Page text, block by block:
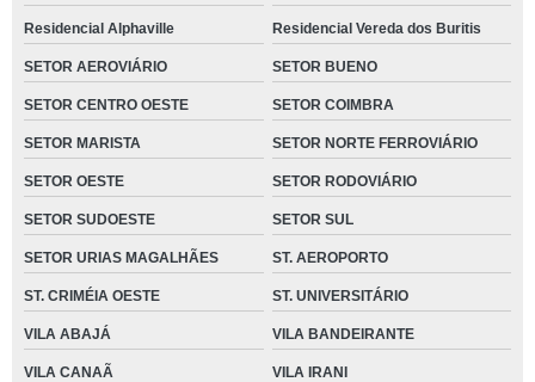
Residencial Alphaville Residencial Vereda dos Buritis
SETOR AEROVIÁRIO SETOR BUENO
SETOR CENTRO OESTE SETOR COIMBRA
SETOR MARISTA SETOR NORTE FERROVIÁRIO
SETOR OESTE SETOR RODOVIÁRIO
SETOR SUDOESTE SETOR SUL
SETOR URIAS MAGALHÃES ST. AEROPORTO
ST. CRIMÉIA OESTE ST. UNIVERSITÁRIO
VILA ABAJÁ VILA BANDEIRANTE
VILA CANAÃ VILA IRANI